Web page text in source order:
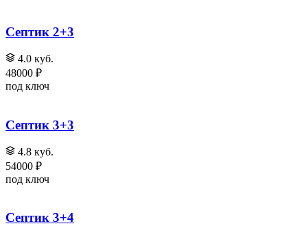
Септик 2+3
4.0 куб.
48000 ₽
под ключ
Септик 3+3
4.8 куб.
54000 ₽
под ключ
Септик 3+4